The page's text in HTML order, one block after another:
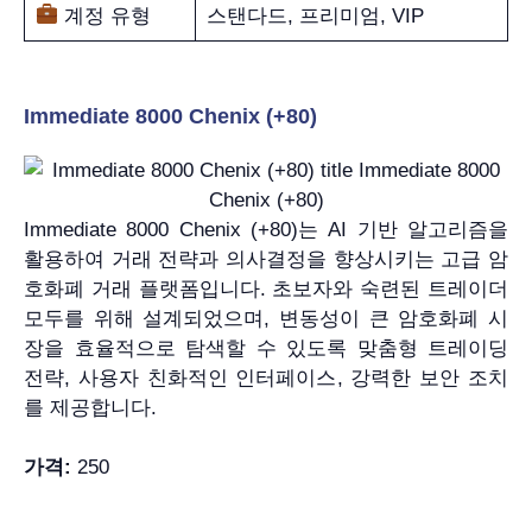
계정 유형 스탠다드, 프리미엄, VIP
Immediate 8000 Chenix (+80)
Immediate 8000 Chenix (+80)는 AI 기반 알고리즘을
활용하여 거래 전략과 의사결정을 향상시키는 고급 암
호화폐 거래 플랫폼입니다. 초보자와 숙련된 트레이더
모두를 위해 설계되었으며, 변동성이 큰 암호화폐 시
장을 효율적으로 탐색할 수 있도록 맞춤형 트레이딩
전략, 사용자 친화적인 인터페이스, 강력한 보안 조치
를 제공합니다.
가격: 250